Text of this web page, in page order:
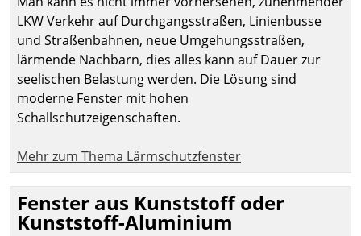
LKW Verkehr auf Durchgangsstraßen, Linienbusse
und Straßenbahnen, neue Umgehungsstraßen,
lärmende Nachbarn, dies alles kann auf Dauer zur
seelischen Belastung werden. Die Lösung sind
moderne Fenster mit hohen
Schallschutzeigenschaften.
Mehr zum Thema Lärmschutzfenster
Fenster aus Kunststoff oder
Kunststoff-Aluminium